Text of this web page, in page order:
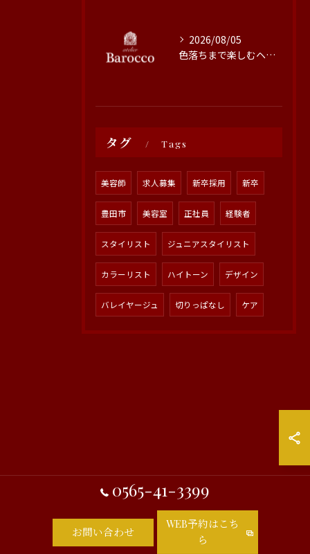
2026/08/05
色落ちまで楽しむヘアカラーの秘訣
タグ Tags
美容師 求人募集 新卒採用 新卒
豊田市 美容室 正社員 経験者
スタイリスト ジュニアスタイリスト
カラーリスト ハイトーン デザイン
バレイヤージュ 切りっぱなし ケア
0565-41-3399
お問い合わせ
WEB予約はこち
ら